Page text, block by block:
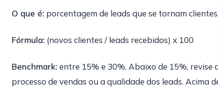
O que é: porcentagem de leads que se tornam
Fórmula: (novos clientes / leads recebidos) x 100
Benchmark: entre 15% e 30%. Abaixo de 15%, revise
processo de vendas ou a qualidade dos leads. Acima